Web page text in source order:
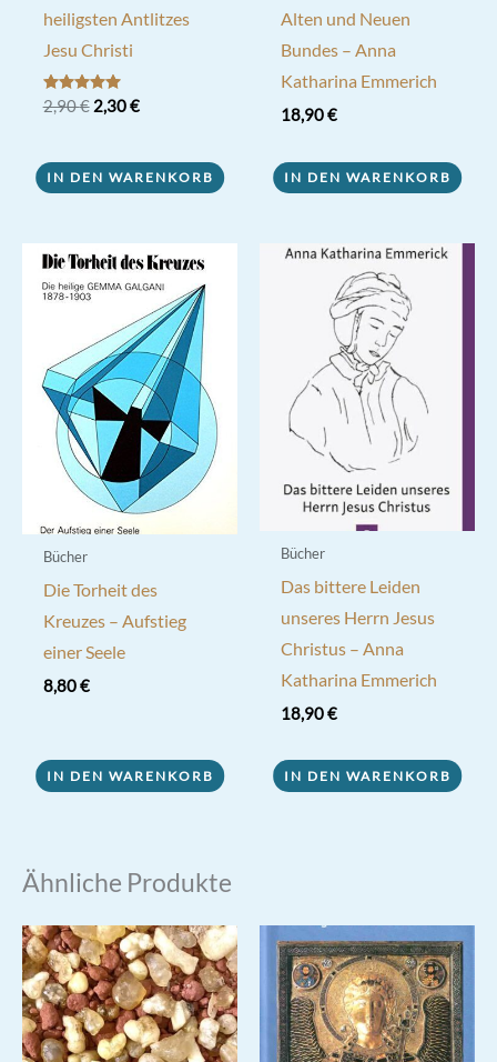
heiligsten Antlitzes
Jesu Christi
Bewertet mit
5.00
2,90€ Ursprünglicher
2,90 €
2,30€Aktueller
2,30 €.
IN DEN WARENKORB
Alten und Neuen
Bundes – Anna
Katharina Emmerich
18,90€
IN DEN WARENKORB
Bücher
Die Torheit des
Kreuzes – Aufstieg
einer Seele
8,80€
IN DEN WARENKORB
Bücher
Das bittere Leiden
unseres Herrn Jesus
Christus – Anna
Katharina Emmerich
18,90€
IN DEN WARENKORB
Ähnliche Produkte